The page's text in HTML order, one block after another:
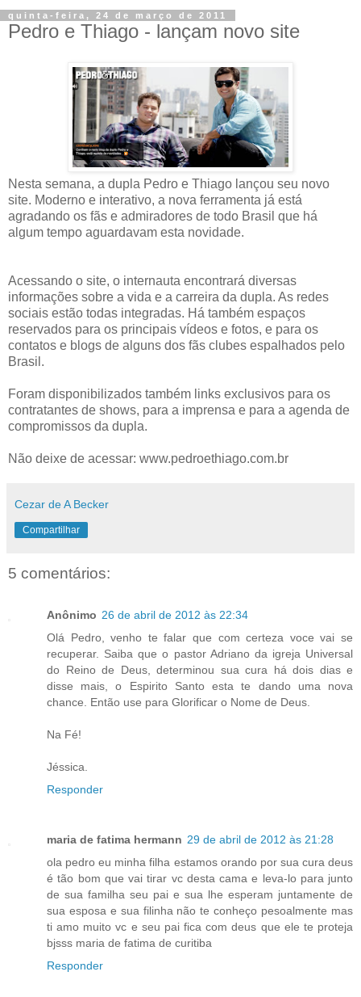
quinta-feira, 24 de março de 2011
Pedro e Thiago - lançam novo site
Nesta semana, a dupla Pedro e Thiago lançou seu novo
site. Moderno e interativo, a nova ferramenta já está
agradando os fãs e admiradores de todo Brasil que há
algum tempo aguardavam esta novidade.
Acessando o site, o internauta encontrará diversas
informações sobre a vida e a carreira da dupla. As redes
sociais estão todas integradas. Há também espaços
reservados para os principais vídeos e fotos, e para os
contatos e blogs de alguns dos fãs clubes espalhados pelo
Brasil.
Foram disponibilizados também links exclusivos para os
contratantes de shows, para a imprensa e para a agenda de
compromissos da dupla.
Não deixe de acessar: www.pedroethiago.com.br
Cezar de A Becker
Compartilhar
5 comentários:
Anônimo 26 de abril de 2012 às 22:34
Olá Pedro, venho te falar que com certeza voce vai se
recuperar. Saiba que o pastor Adriano da igreja Universal
do Reino de Deus, determinou sua cura há dois dias e
disse mais, o Espirito Santo esta te dando uma nova
chance. Então use para Glorificar o Nome de Deus.
Na Fé!
Jéssica.
Responder
maria de fatima hermann 29 de abril de 2012 às 21:28
ola pedro eu minha filha estamos orando por sua cura deus
é tão bom que vai tirar vc desta cama e leva-lo para junto
de sua familha seu pai e sua lhe esperam juntamente de
sua esposa e sua filinha não te conheço pesoalmente mas
ti amo muito vc e seu pai fica com deus que ele te proteja
bjsss maria de fatima de curitiba
Responder